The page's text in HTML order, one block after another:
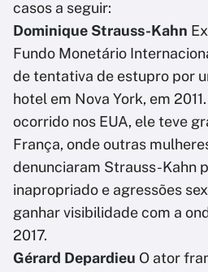
casos a seguir:
Dominique Strauss-Kahn
Fundo Monetário
de tentativa de estupro por
hotel em Nova York, em
ocorrido nos EUA, ele teve
França, onde outras
denunciaram Strauss-Kahn
inapropriado e agressões
ganhar visibilidade com a
2017.
Gérard Depardieu O ator